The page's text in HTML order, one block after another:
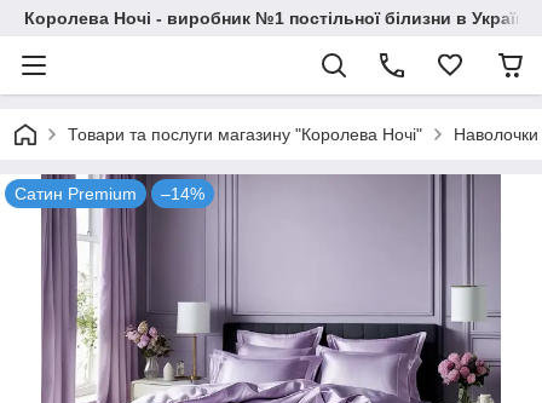
Королева Ночі - виробник №1 постільної білизни в Україні
Товари та послуги магазину "Королева Ночі" Наволочки
Сатин Premium –14%